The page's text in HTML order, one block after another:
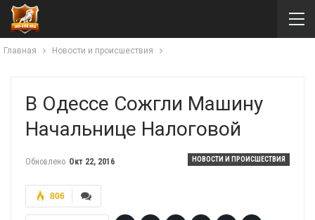
Главная Новости и происшествия
В Одессе Сожгли Машину
Начальнице Налоговой
НОВОСТИ И ПРОИСШЕСТВИЯ
Обновлено Окт 22, 2016
806